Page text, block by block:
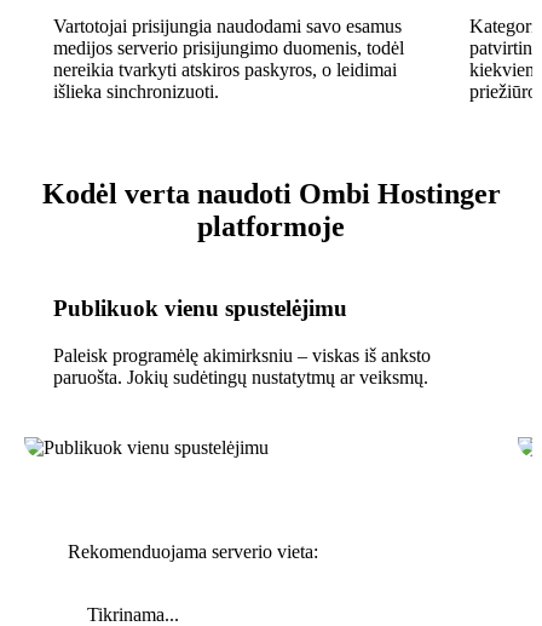
Vartotojai prisijungia naudodami savo esamus
medijos serverio prisijungimo duomenis, todėl
nereikia tvarkyti atskiros paskyros, o leidimai
išlieka sinchronizuoti.
Kodėl verta naudoti Ombi Hostinger
platformoje
Publikuok vienu spustelėjimu
Paleisk programėlę akimirksniu – viskas iš anksto
paruošta. Jokių sudėtingų nustatytmų ar veiksmų.
Rekomenduojama serverio vieta:
Tikrinama...